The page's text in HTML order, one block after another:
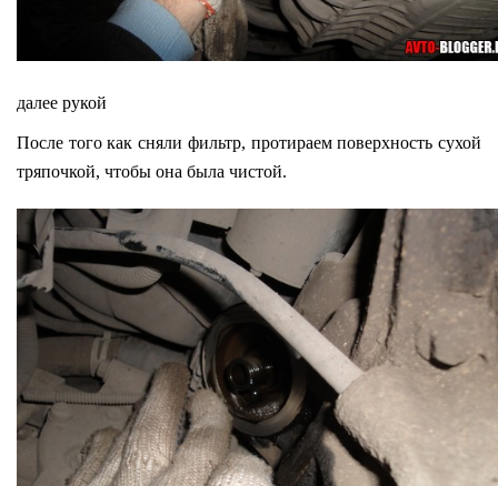
далее рукой
После того как сняли фильтр, протираем поверхность сухой
тряпочкой, чтобы она была чистой.